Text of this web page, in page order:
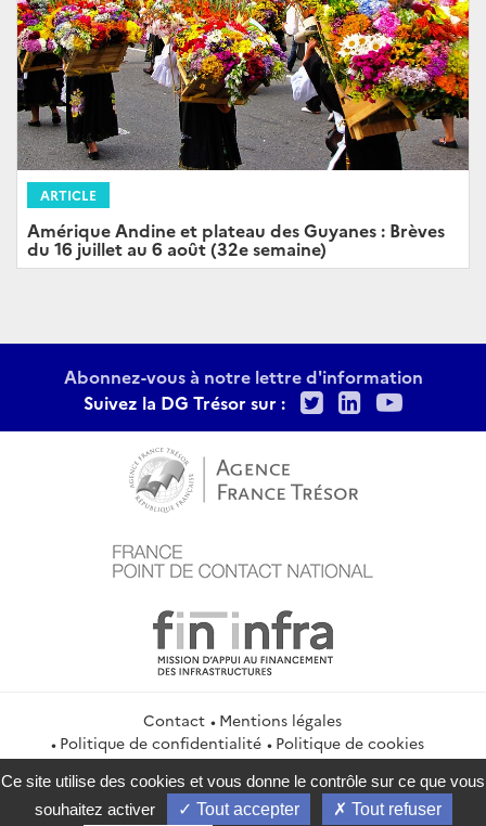
ARTICLE
Amérique Andine et plateau des Guyanes : Brèves
du 16 juillet au 6 août (32e semaine)
Abonnez-vous à notre lettre d'information
Suivez la DG Trésor sur :
TwitterLinkedIn
Contact
Mentions légales
Politique de confidentialité
Politique de cookies
Gestion des cookies
Flux RSS
service-public.gouv.fr
legifrance.gouv.fr
info.gouv.fr
Ce site utilise des cookies et vous donne le contrôle sur ce que vous
souhaitez activer
Tout accepter Tout refuser